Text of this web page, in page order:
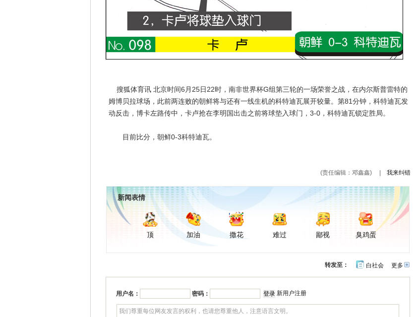
搜狐体育讯 北京时间6月25日22时，南非世界杯G组第三轮的一场荣誉之战，在内尔斯普雷特的
姆博贝拉球场，此前两连败的朝鲜将与还有一线生机的科特迪瓦展开较量。第81分钟，科特迪瓦发
动反击，博卡左路传中，卡卢抢在李明国出击之前将球垫入球门，3-0，科特迪瓦锁定胜局。
目前比分，朝鲜0-3科特迪瓦。
(责任编辑：邓鑫鑫) 我来纠错
新闻表情
顶 加油 撒花 难过 鄙视 臭鸡蛋
更多开
转发至： 白社会
用户名： 密码： 新用户注册